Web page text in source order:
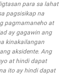
para sa lahat
pagsisikap na
pagmamaneho at
ay gagawin ang
kinakailangan
aksidente. Ang
at hindi dapat
ito ay hindi dapat